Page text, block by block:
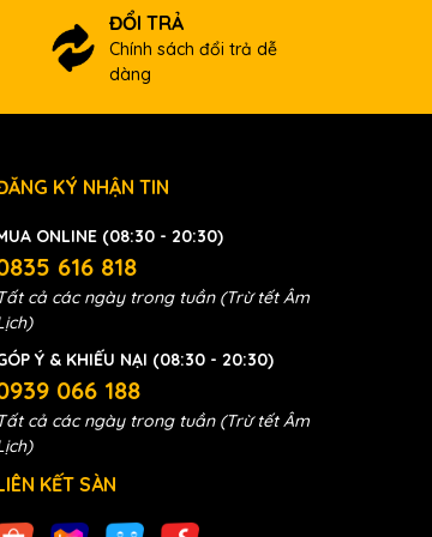
ĐỔI TRẢ
Chính sách đổi trả dễ
dàng
KÝ NHẬN TIN
ONLINE (08:30 - 20:30)
616 818
cả các ngày trong tuần (Trừ tết Âm
Ý & KHIẾU NẠI (08:30 - 20:30)
066 188
cả các ngày trong tuần (Trừ tết Âm
KẾT SÀN